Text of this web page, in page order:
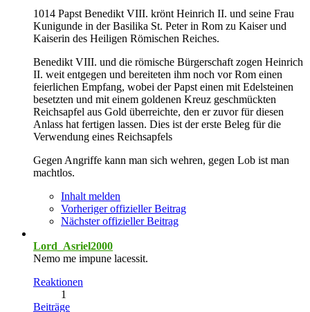
1014 Papst Benedikt VIII. krönt Heinrich II. und seine Frau
Kunigunde in der Basilika St. Peter in Rom zu Kaiser und
Kaiserin des Heiligen Römischen Reiches.
Benedikt VIII. und die römische Bürgerschaft zogen Heinrich
II. weit entgegen und bereiteten ihm noch vor Rom einen
feierlichen Empfang, wobei der Papst einen mit Edelsteinen
besetzten und mit einem goldenen Kreuz geschmückten
Reichsapfel aus Gold überreichte, den er zuvor für diesen
Anlass hat fertigen lassen. Dies ist der erste Beleg für die
Verwendung eines Reichsapfels
Gegen Angriffe kann man sich wehren, gegen Lob ist man
machtlos.
Inhalt melden
Vorheriger offizieller Beitrag
Nächster offizieller Beitrag
Lord_Asriel2000
Nemo me impune lacessit.
Reaktionen
1
Beiträge